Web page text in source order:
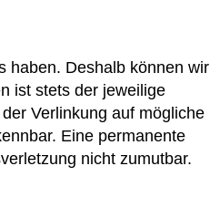
haben. Deshalb können wir
ist stets der jeweilige
Verlinkung auf mögliche
Eine permanente
nicht zumutbar.